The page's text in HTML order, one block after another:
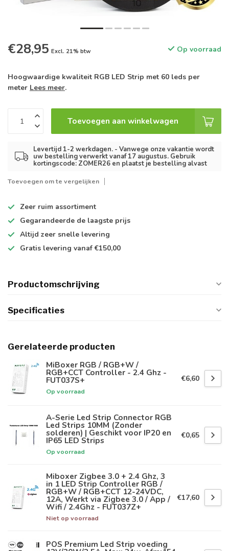
€28,95 Excl. 21% btw Op voorraad
Hoogwaardige kwaliteit RGB LED Strip met 60 leds per
meter Lees meer.
Toevoegen aan winkelwagen
Levertijd 1-2 werkdagen. - Vanwege onze vakantie wordt
uw bestelling verwerkt vanaf 17 augustus. Gebruik
kortingscode: ZOMER26 en plaatst je bestelling alvast
Toevoegen om te vergelijken
Zeer ruim assortiment
Gegarandeerde de laagste prijs
Altijd zeer snelle levering
Gratis levering vanaf €150,00
Productomschrijving
Specificaties
Gerelateerde producten
MiBoxer RGB / RGB+W /
RGB+CCT Controller - 2.4 Ghz -
FUT037S+
Op voorraad
€6,60
A-Serie Led Strip Connector RGB
Led Strips 10MM (Zonder
solderen) | Geschikt voor IP20 en
IP65 LED Strips
Op voorraad
€0,65
Miboxer Zigbee 3.0 + 2.4 Ghz, 3
in 1 LED Strip Controller RGB /
RGB+W / RGB+CCT 12-24VDC,
12A, Werkt via Zigbee 3.0 / App /
Wifi / 2.4Ghz - FUT037Z+
Niet op voorraad
€17,60
POS Premium Led Strip voeding